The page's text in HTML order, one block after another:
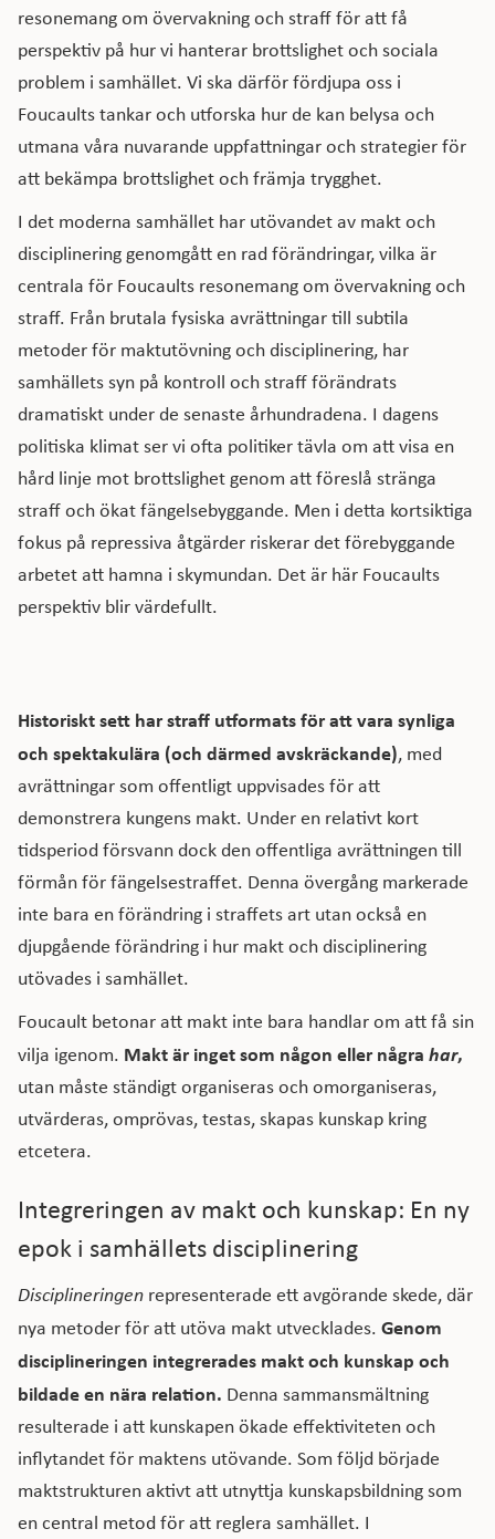
resonemang om övervakning och straff för att få
perspektiv på hur vi hanterar brottslighet och sociala
problem i samhället. Vi ska därför fördjupa oss i
Foucaults tankar och utforska hur de kan belysa och
utmana våra nuvarande uppfattningar och strategier för
att bekämpa brottslighet och främja trygghet.
I det moderna samhället har utövandet av makt och
disciplinering genomgått en rad förändringar, vilka är
centrala för Foucaults resonemang om övervakning och
straff. Från brutala fysiska avrättningar till subtila
metoder för maktutövning och disciplinering, har
samhällets syn på kontroll och straff förändrats
dramatiskt under de senaste århundradena. I dagens
politiska klimat ser vi ofta politiker tävla om att visa en
hård linje mot brottslighet genom att föreslå stränga
straff och ökat fängelsebyggande. Men i detta kortsiktiga
fokus på repressiva åtgärder riskerar det förebyggande
arbetet att hamna i skymundan. Det är här Foucaults
perspektiv blir värdefullt.
Historiskt sett har straff utformats för att vara synliga
och spektakulära (och därmed avskräckande), med
avrättningar som offentligt uppvisades för att
demonstrera kungens makt. Under en relativt kort
tidsperiod försvann dock den offentliga avrättningen till
förmån för fängelsestraffet. Denna övergång markerade
inte bara en förändring i straffets art utan också en
djupgående förändring i hur makt och disciplinering
utövades i samhället.
Foucault betonar att makt inte bara handlar om att få sin
vilja igenom. Makt är inget som någon eller några har,
utan måste ständigt organiseras och omorganiseras,
utvärderas, omprövas, testas, skapas kunskap kring
etcetera.
Integreringen av makt och kunskap: En ny
epok i samhällets disciplinering
Disciplineringen representerade ett avgörande skede, där
nya metoder för att utöva makt utvecklades. Genom
disciplineringen integrerades makt och kunskap och
bildade en nära relation. Denna sammansmältning
resulterade i att kunskapen ökade effektiviteten och
inflytandet för maktens utövande. Som följd började
maktstrukturen aktivt att utnyttja kunskapsbildning som
en central metod för att reglera samhället. I